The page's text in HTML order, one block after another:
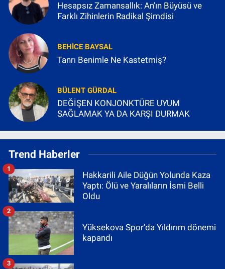
Hesapsız Zamansallık: An’ın Büyüsü ve
Farklı Zihinlerin Radikal Şimdisi
BEHICE BAYSAL
Tanrı Benimle Ne Kastetmiş?
BÜLENT GÜRDAL
DEĞİŞEN KONJONKTÜRE UYUM
SAĞLAMAK YA DA KARŞI DURMAK
Trend Haberler
Hakkarili Aile Düğün Yolunda Kaza
Yaptı: Ölü ve Yaralıların İsmi Belli
Oldu
1
Yüksekova Spor’da Yıldırım dönemi
kapandı
2
3